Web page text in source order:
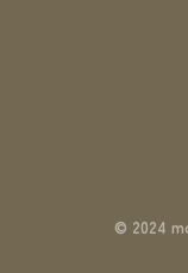
© 2024